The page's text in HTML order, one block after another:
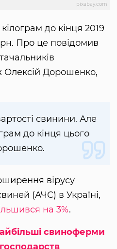
pixabay.com
до кінця 2019
Про це повідомив
Олексій Дорошенко,
свинини. Але
до кінця цього
вірусу
(АЧС) в Україні,
на 3%.
свиноферми